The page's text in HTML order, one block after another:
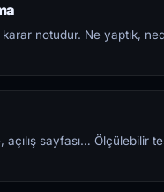
notudur. Ne yaptık,
açılış sayfası… Ölçülebilir